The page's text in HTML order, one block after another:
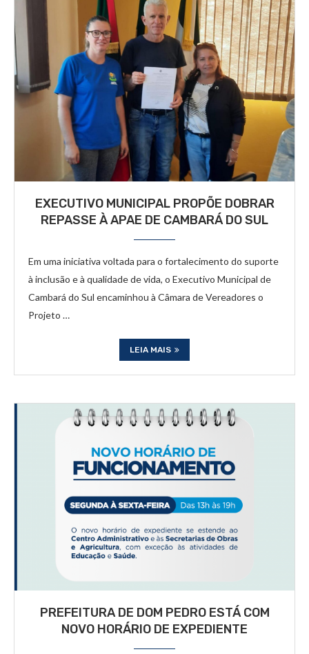
EXECUTIVO MUNICIPAL PROPÕE DOBRAR
REPASSE À APAE DE CAMBARÁ DO SUL
Em uma iniciativa voltada para o fortalecimento do suporte
à inclusão e à qualidade de vida, o Executivo Municipal de
Cambará do Sul encaminhou à Câmara de Vereadores o
Projeto …
LEIA MAIS
PREFEITURA DE DOM PEDRO ESTÁ COM
NOVO HORÁRIO DE EXPEDIENTE